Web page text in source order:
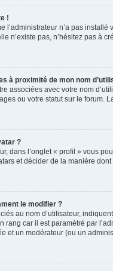
!
l’administrateur n’a pas
n’existe pas, n’hésitez pas à
à proximité de mon nom
associées avec votre nom
ou votre statut sur le forum.
?
dans l’onglet « profil » vous
et décider de la manière
le modifier ?
au nom d’utilisateur,
rang car il est paramétré par
et un modérateur (ou un